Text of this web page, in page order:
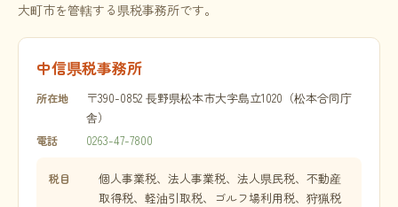
大町市を管轄する県税事務所です。
中信県税事務所
所在地
〒390-0852 長野県松本市大字島立1020（松本合同庁
舎）
電話 0263-47-7800
税目
個人事業税、法人事業税、法人県民税、不動産
取得税、軽油引取税、ゴルフ場利用税、狩猟税